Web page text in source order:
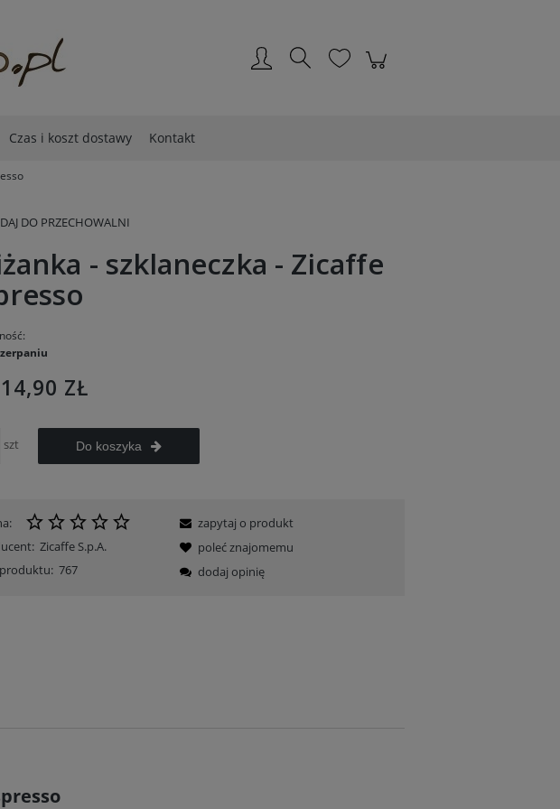
Czas i koszt dostawy Kontakt
DO PRZECHOWALNI
- szklaneczka - Zicaffe
14,90 ZŁ
szt Do koszyka
Zicaffe S.p.A.
767
zapytaj o produkt
poleć znajomemu
dodaj opinię